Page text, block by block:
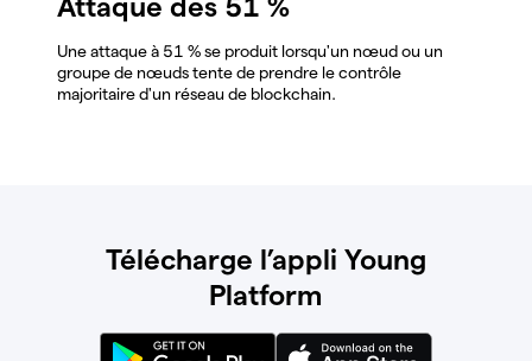
Attaque des 51 %
Une attaque à 51 % se produit lorsqu'un nœud ou un
groupe de nœuds tente de prendre le contrôle
majoritaire d'un réseau de blockchain.
Télécharge l’appli Young
Platform